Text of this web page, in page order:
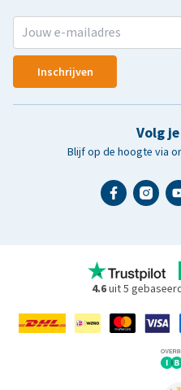
Inschrijven
Volg
Blijf op de hoogte via
4.6uit 5